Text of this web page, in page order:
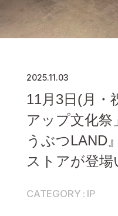
2025.11.03
11月3日(月・
アップ文化
うぶつLAND
ストアが登
CATEGORY IP